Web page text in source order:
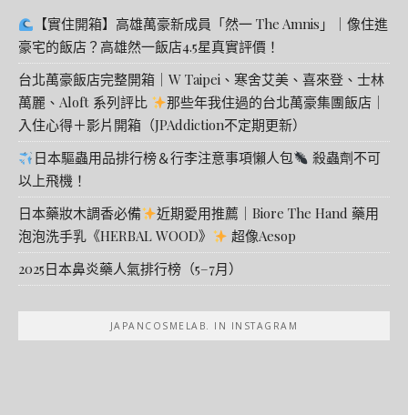
【實住開箱】高雄萬豪新成員「然一 The Amnis」｜像住進
豪宅的飯店？高雄然一飯店4.5星真實評價！
台北萬豪飯店完整開箱｜W Taipei、寒舍艾美、喜來登、士林
萬麗、Aloft 系列評比
那些年我住過的台北萬豪集團飯店｜
入住心得＋影片開箱（JPAddiction不定期更新）
日本驅蟲用品排行榜＆行李注意事項懶人包
殺蟲劑不可
以上飛機！
日本藥妝木調香必備
近期愛用推薦｜Biore The Hand 藥用
泡泡洗手乳《HERBAL WOOD》
超像Aesop
2025日本鼻炎藥人氣排行榜（5–7月）
JAPANCOSMELAB. IN INSTAGRAM